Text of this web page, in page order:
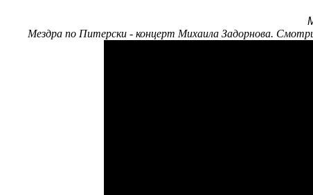
Мездра по Питерски - концерт Михаила Задорнова.